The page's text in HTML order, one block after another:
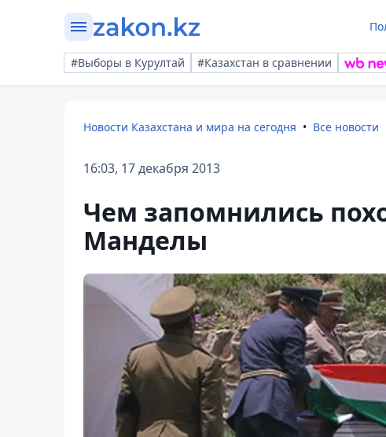
#Выборы в Курултай #Казахстан в сравнении
Новости Казахстана и мира на сегодня Все новости
16:03, 17 декабря 2013
Чем запомнились
Манделы